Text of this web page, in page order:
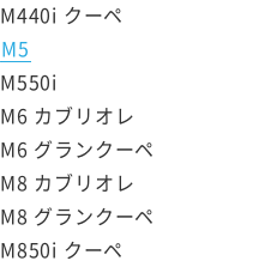
M440i クーペ
M5
M550i
M6 カブリオレ
M6 グランクーペ
M8 カブリオレ
M8 グランクーペ
M850i クーペ